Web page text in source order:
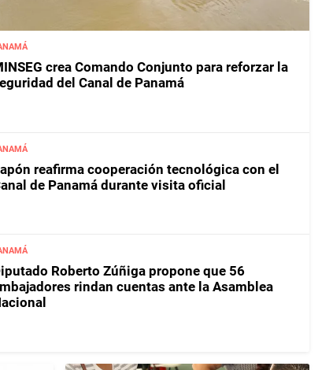
crea Comando Conjunto para reforzar la
del Canal de Panamá
reafirma cooperación tecnológica con el
de Panamá durante visita oficial
Roberto Zúñiga propone que 56
rindan cuentas ante la Asamblea